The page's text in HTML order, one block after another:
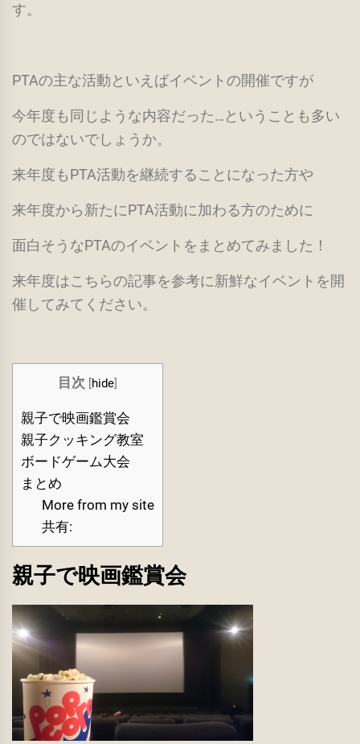
す。
PTAの主な活動といえばイベントの開催ですが
今年度も同じような内容だった…ということも多い
のではないでしょうか。
来年度もPTA活動を継続することになった方や
来年度から新たにPTA活動に加わる方のために
面白そうなPTAのイベントをまとめてみました！
来年度はこちらの記事を参考に新鮮なイベントを開
催してみてください。
目次 [hide]
親子で映画鑑賞会
親子クッキング教室
ボードゲーム大会
まとめ
More from my site
共有:
親子で映画鑑賞会